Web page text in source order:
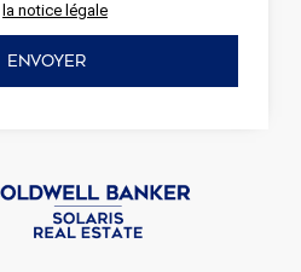
la notice légale
ENVOYER